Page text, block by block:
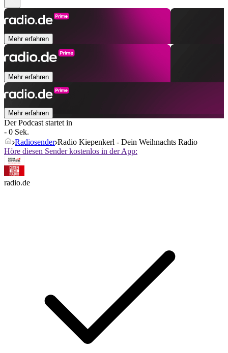
Mehr erfahren
Mehr erfahren
Mehr erfahren
Der Podcast startet in
- 0 Sek.
Radiosender Radio Kiepenkerl - Dein Weihnachts Radio
Höre diesen Sender kostenlos in der App:
radio.de